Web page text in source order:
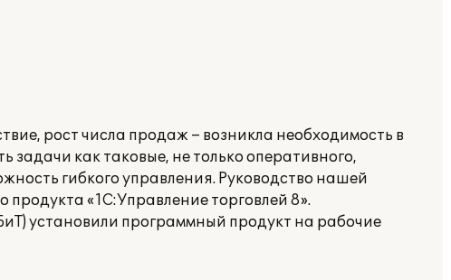
рост числа продаж – возникла необходимость в
как таковые, не только оперативного,
гибкого управления. Руководство нашей
«1С:Управление торговлей 8».
установили программный продукт на рабочие